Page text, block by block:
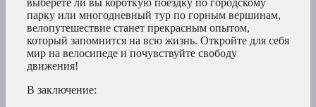
выберете ли вы короткую поездку по городскому
парку или многодневный тур по горным вершинам,
велопутешествие станет прекрасным опытом,
который запомнится на всю жизнь. Откройте для себя
мир на велосипеде и почувствуйте свободу
движения!
В заключение: